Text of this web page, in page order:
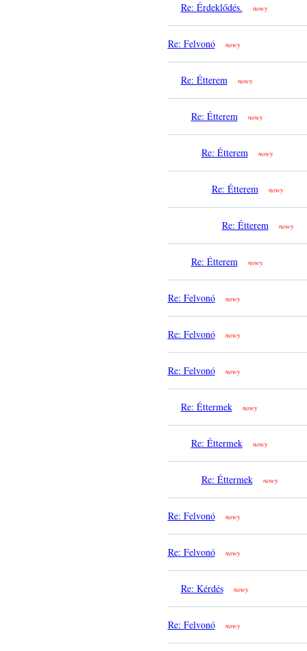
Re: Érdeklődés. nowy
Re: Felvonó nowy
Re: Étterem nowy
Re: Étterem nowy
Re: Étterem nowy
Re: Étterem nowy
Re: Étterem nowy
Re: Étterem nowy
Re: Felvonó nowy
Re: Felvonó nowy
Re: Felvonó nowy
Re: Éttermek nowy
Re: Éttermek nowy
Re: Éttermek nowy
Re: Felvonó nowy
Re: Felvonó nowy
Re: Kérdés nowy
Re: Felvonó nowy